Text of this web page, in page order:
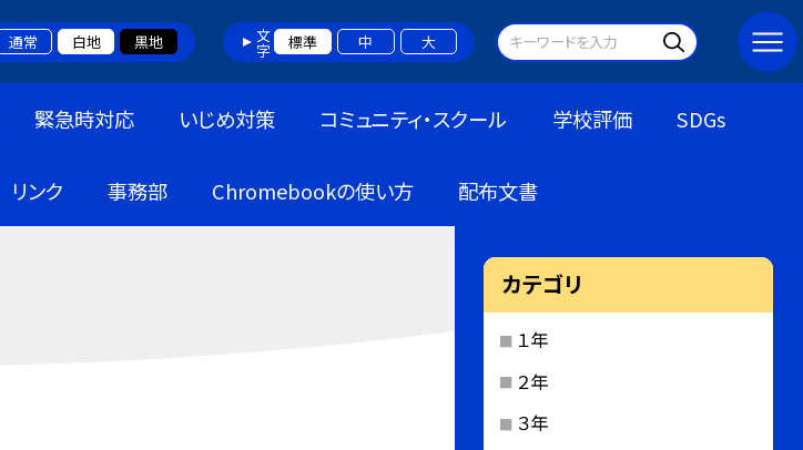
通常 白地 黒地 文字 標準 中 大
緊急時対応 いじめ対策 コミュニティ・スクール 学校評価 SDGs
リンク 事務部 Chromebookの使い方 配布文書
カテゴリ
１年
２年
３年